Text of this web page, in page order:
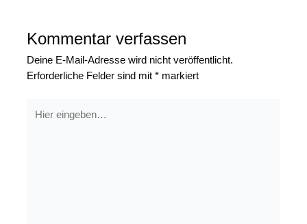
Kommentar verfassen
Deine E-Mail-Adresse wird nicht veröffentlicht.
Erforderliche Felder sind mit* markiert
eingeben…